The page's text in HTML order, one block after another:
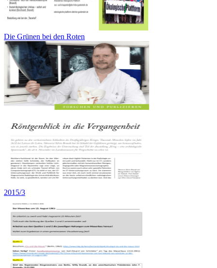
Die Grünen bei den Roten
2015/3